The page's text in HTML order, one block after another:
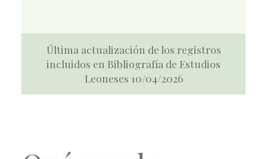
Última actualización de los registros
incluidos en Bibliografía de Estudios
Leoneses 10/04/2026